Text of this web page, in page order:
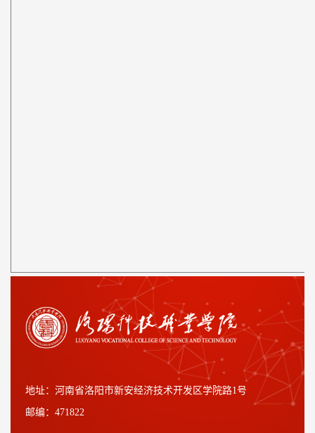
地址：河南省洛阳市新安经济技术开发区学院路1号
邮编：471822